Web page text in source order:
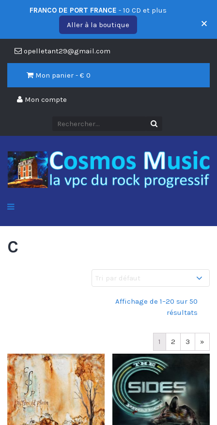
opelletant29@gmail.com
Mon panier - € 0
Mon compte
C
Affichage de 1–20 sur 50
résultats
1 2 3 »
FRANCO DE PORT FRANCE - 10 CD et plus
Aller à la boutique